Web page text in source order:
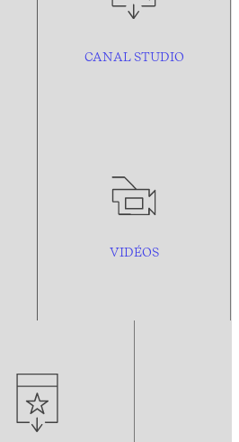
CANAL STUDIO
VIDÉOS